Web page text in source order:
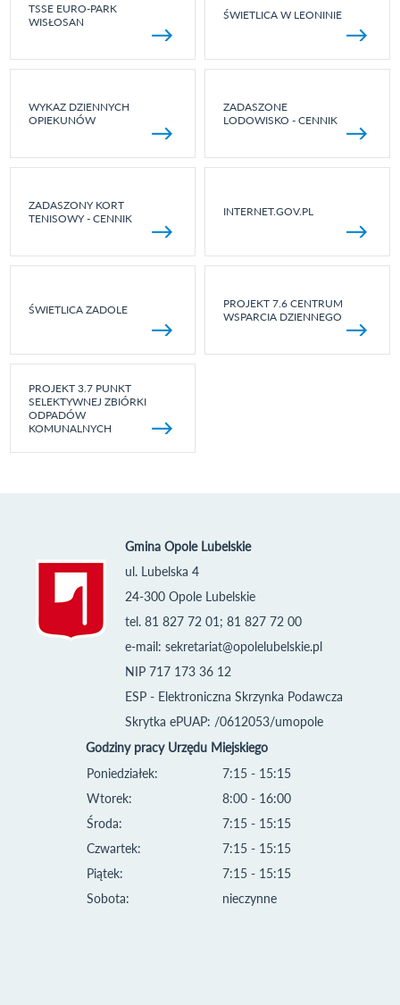
TSSE EURO-PARK
WISŁOSAN
ŚWIETLICA W LEONINIE
WYKAZ DZIENNYCH
OPIEKUNÓW
ZADASZONE
LODOWISKO - CENNIK
ZADASZONY KORT
TENISOWY - CENNIK
INTERNET.GOV.PL
ŚWIETLICA ZADOLE
PROJEKT 7.6 CENTRUM
WSPARCIA DZIENNEGO
PROJEKT 3.7 PUNKT
SELEKTYWNEJ ZBIÓRKI
ODPADÓW
KOMUNALNYCH
Gmina Opole Lubelskie
ul. Lubelska 4
24-300 Opole Lubelskie
tel. 81 827 72 01; 81 827 72 00
e-mail: sekretariat@opolelubelskie.pl
NIP 717 173 36 12
ESP - Elektroniczna Skrzynka Podawcza
Skrytka ePUAP: /0612053/umopole
Godziny pracy Urzędu Miejskiego
Poniedziałek:
Wtorek:
Środa:
Czwartek:
Piątek:
Sobota:
7:15 - 15:15
8:00 - 16:00
7:15 - 15:15
7:15 - 15:15
7:15 - 15:15
nieczynne